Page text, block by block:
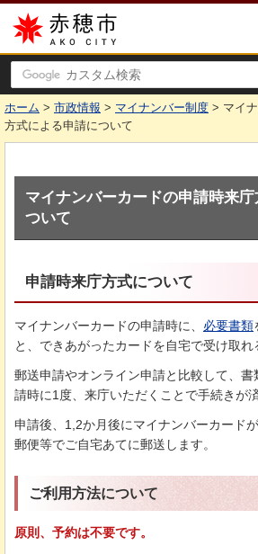
赤穂市
ホーム > 市政情報 > マイナンバー制度 > マイ
方式による申請について
マイナンバーカードの申請時来
ついて
申請時来庁方式について
マイナンバーカードの申請時に、 必要書類
と、できあがったカードを自宅で受け取れ
郵送申請やオンライン申請と比較して、書
請時に1度、来庁いただくことで手続きが済
申請後、1,2か月後にマイナンバーカード
郵便等でご自宅あてに郵送します。
ご利用方法について
原則、予約は不要です。